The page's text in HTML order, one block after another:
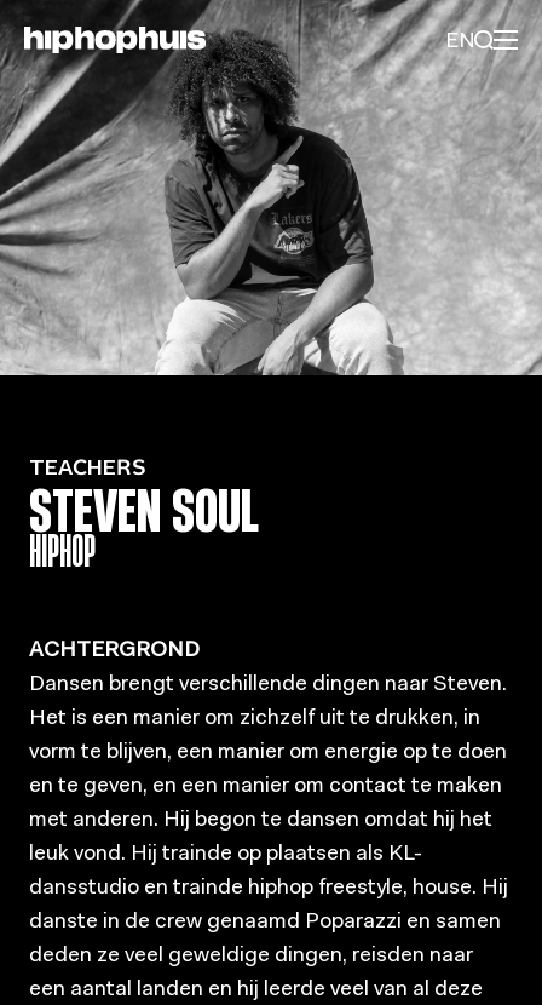
EN
TEACHERS
STEVEN SOUL
HIPHOP
ACHTERGROND
Dansen brengt verschillende dingen naar Steven.
Het is een manier om zichzelf uit te drukken, in
vorm te blijven, een manier om energie op te doen
en te geven, en een manier om contact te maken
met anderen. Hij begon te dansen omdat hij het
leuk vond. Hij trainde op plaatsen als KL-
dansstudio en trainde hiphop freestyle, house. Hij
danste in de crew genaamd Poparazzi en samen
deden ze veel geweldige dingen, reisden naar
een aantal landen en hij leerde veel van al deze